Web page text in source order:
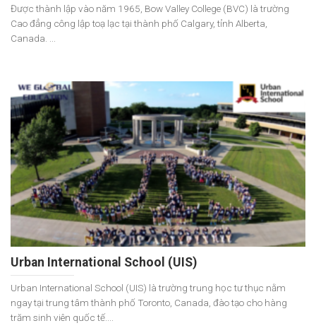
Được thành lập vào năm 1965, Bow Valley College (BVC) là trường
Cao đẳng công lập toạ lạc tại thành phố Calgary, tỉnh Alberta,
Canada. ...
Urban International School (UIS)
Urban International School (UIS) là trường trung học tư thục nằm
ngay tại trung tâm thành phố Toronto, Canada, đào tạo cho hàng
trăm sinh viên quốc tế....